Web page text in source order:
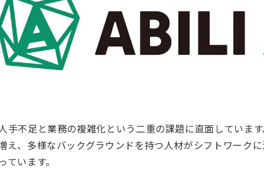
手不足と業務の複雑化という二重の課題に直面していま
え、多様なバックグラウンドを持つ人材がシフトワーク
います。